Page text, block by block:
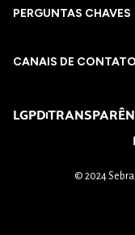
PERGUNTAS CHAVES​
CANAIS DE CONTATO
LGPD
© 2024